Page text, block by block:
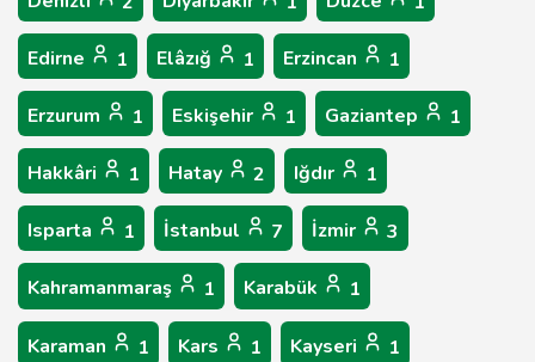
Edirne 1 Elâzığ 1 Erzincan 1
Erzurum 1 Eskişehir 1 Gaziantep 1
Hakkâri 1 Hatay 2 Iğdır 1
Isparta 1 İstanbul 7 İzmir 3
Kahramanmaraş 1 Karabük 1
Karaman 1 Kars 1 Kayseri 1